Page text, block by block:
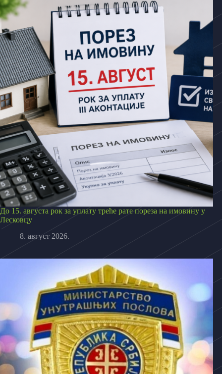
До 15. августа рок за уплату треће рате пореза на имовину у
Лесковцу
8. август 2026.